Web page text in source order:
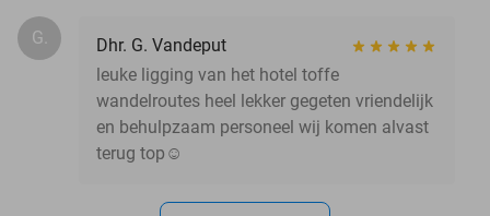
G.
Dhr. G. Vandeput
leuke ligging van het hotel toffe
wandelroutes heel lekker gegeten vriendelijk
en behulpzaam personeel wij komen alvast
terug top☺️